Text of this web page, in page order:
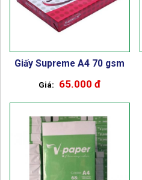
Giấy Supreme A4 70 gsm
65.000 đ